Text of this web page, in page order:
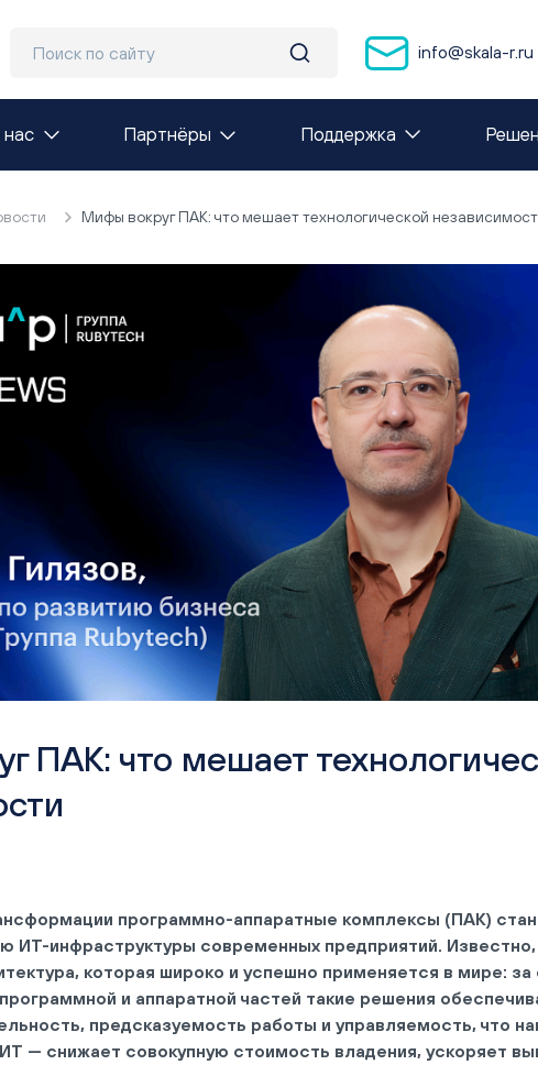
info@skala-r.ru
Партнёры Поддержка
Мифы вокруг ПАК: что мешает технологической
ПАК: что мешает
программно-аппаратные комплексы (ПАК)
ИТ-инфраструктуры современных предприятий.
которая широко и успешно применяется в мире: за
и аппаратной частей такие решения
предсказуемость работы и управляемость, что
— снижает совокупную стоимость владения, ускоряет